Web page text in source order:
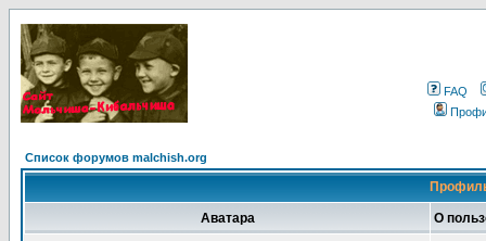
FAQ
Список форумов malchish.org
Аватара О